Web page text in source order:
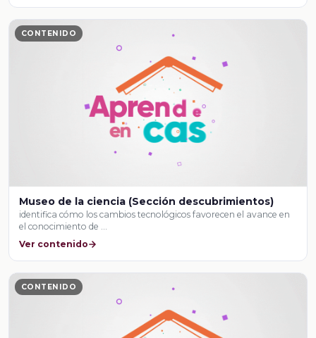
CONTENIDO
Museo de la ciencia (Sección descubrimientos)
identifica cómo los cambios tecnológicos favorecen el avance en
el conocimiento de …
Ver contenido
CONTENIDO